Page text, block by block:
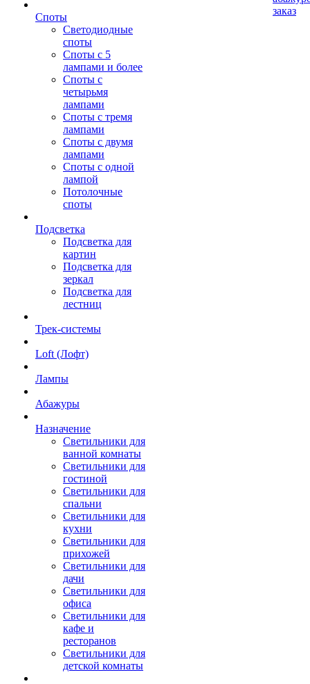
Споты
Светодиодные
споты
Споты с 5
лампами и более
Споты с
четырьмя
лампами
Споты с тремя
лампами
Споты с двумя
лампами
Споты с одной
лампой
Потолочные
споты
Подсветка
Подсветка для
картин
Подсветка для
зеркал
Подсветка для
лестниц
Трек-системы
Loft (Лофт)
Лампы
Абажуры
Назначение
Светильники для
ванной комнаты
Светильники для
гостиной
Светильники для
спальни
Светильники для
кухни
Светильники для
прихожей
Светильники для
дачи
Светильники для
офиса
Светильники для
кафе и
ресторанов
Светильники для
детской комнаты
заказ